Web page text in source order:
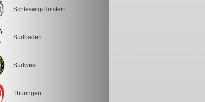
Schleswig-Holstein
Südbaden
Südwest
Thüringen